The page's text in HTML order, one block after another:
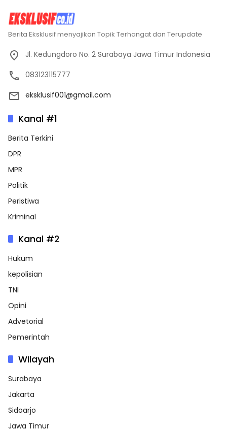
Berita Eksklusif menyajikan Topik Terhangat dan Terupdate
Jl. Kedungdoro No. 2 Surabaya Jawa Timur Indonesia
083123115777
eksklusif001@gmail.com
Kanal #1
Berita Terkini
DPR
MPR
Politik
Peristiwa
Kriminal
Kanal #2
Hukum
kepolisian
TNI
Opini
Advetorial
Pemerintah
WIlayah
Surabaya
Jakarta
Sidoarjo
Jawa Timur